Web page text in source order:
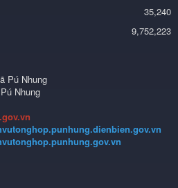
35,240
9,752,223
Pú Nhung
Nhung